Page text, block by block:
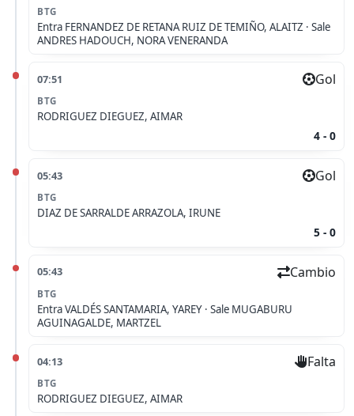
BTG
Entra FERNANDEZ DE RETANA RUIZ DE TEMIÑO, ALAITZ · Sale
ANDRES HADOUCH, NORA VENERANDA
07:51 Gol
BTG
RODRIGUEZ DIEGUEZ, AIMAR
4 - 0
05:43 Gol
BTG
DIAZ DE SARRALDE ARRAZOLA, IRUNE
5 - 0
05:43 Cambio
BTG
EntraVALDÉS SANTAMARIA, YAREY · SaleMUGABURU
AGUINAGALDE, MARTZEL
04:13 Falta
BTG
RODRIGUEZ DIEGUEZ, AIMAR